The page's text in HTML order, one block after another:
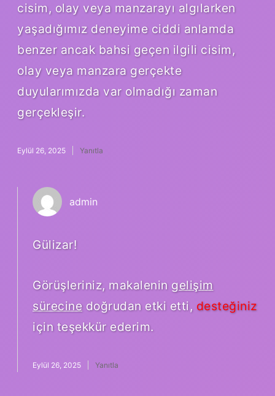
cisim, olay veya manzarayı algılarken
yaşadığımız deneyime ciddi anlamda
benzer ancak bahsi geçen ilgili cisim,
olay veya manzara gerçekte
duyularımızda var olmadığı zaman
gerçekleşir.
Eylül 26, 2025 Yanıtla
admin
Gülizar!
Görüşleriniz, makalenin gelişim
sürecinedoğrudan etki etti, desteğiniz
için teşekkür ederim.
Eylül 26, 2025 Yanıtla